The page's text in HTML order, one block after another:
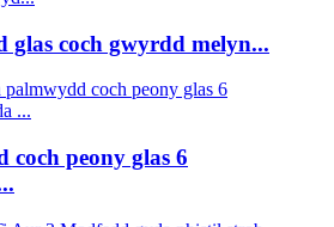
glas coch gwyrdd melyn...
coch peony glas 6